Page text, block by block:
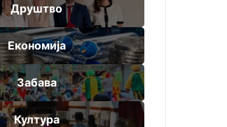
Друштво
Економија
Забава
Култура